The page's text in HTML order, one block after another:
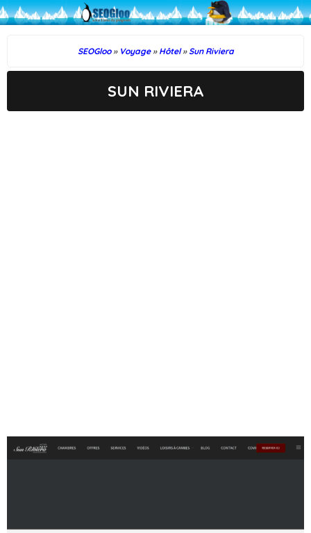
SEOGloo » Voyage » Hôtel » Sun Riviera
SUN RIVIERA